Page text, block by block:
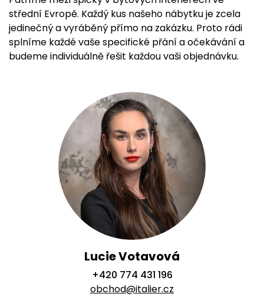
střední Evropě. Každý kus našeho nábytku je zcela
jedinečný a vyráběný přímo na zakázku. Proto rádi
splníme každé vaše specifické přání a očekávání a
budeme individuálně řešit každou vaši objednávku.
Lucie Votavová
+420 774 431 196
obchod@italier.cz